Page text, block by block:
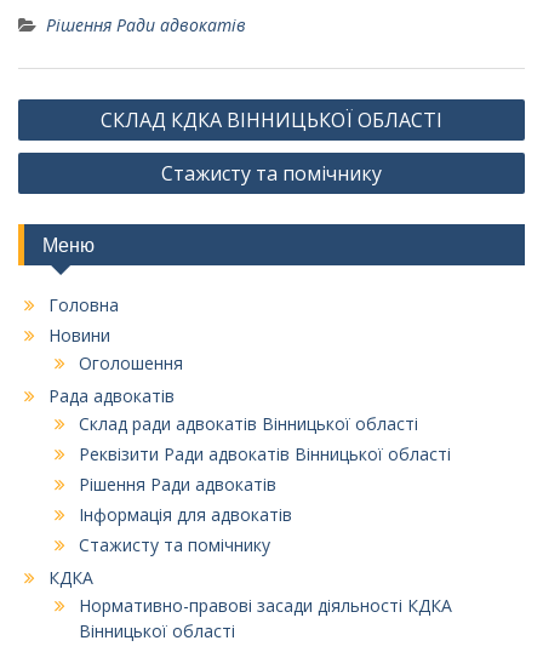
Рішення Ради адвокатів
Навігація
записів
СКЛАД КДКА ВІННИЦЬКОЇ ОБЛАСТІ
Стажисту та помічнику
Меню
Головна
Новини
Оголошення
Рада адвокатів
Склад ради адвокатів Вінницької області
Реквізити Ради адвокатів Вінницької області
Рішення Ради адвокатів
Інформація для адвокатів
Стажисту та помічнику
КДКА
Нормативно-правові засади діяльності КДКА
Вінницької області